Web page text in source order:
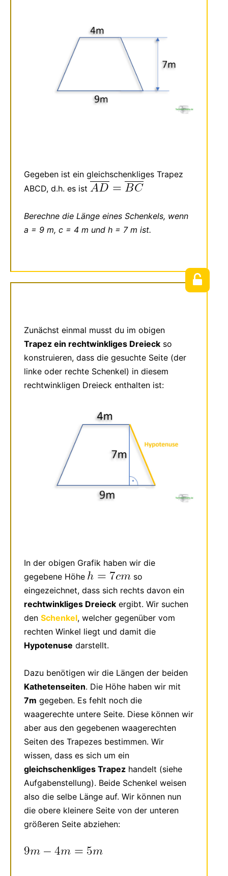
Gegeben ist ein gleichschenkliges Trapez
ABCD, d.h. es ist
Berechne die Länge eines Schenkels, wenn
a = 9 m, c = 4 m und h = 7 m ist.
Zunächst einmal musst du im obigen
Trapez ein rechtwinkliges Dreieck so
konstruieren, dass die gesuchte Seite (der
linke oder rechte Schenkel) in diesem
rechtwinkligen Dreieck enthalten ist:
In der obigen Grafik haben wir die
gegebene Höhe
so
eingezeichnet, dass sich rechts davon ein
rechtwinkliges Dreieck ergibt. Wir suchen
den Schenkel, welcher gegenüber vom
rechten Winkel liegt und damit die
Hypotenuse darstellt.
Dazu benötigen wir die Längen der beiden
Kathetenseiten. Die Höhe haben wir mit
7m gegeben. Es fehlt noch die
waagerechte untere Seite. Diese können wir
aber aus den gegebenen waagerechten
Seiten des Trapezes bestimmen. Wir
wissen, dass es sich um ein
gleichschenkliges Trapez handelt (siehe
Aufgabenstellung). Beide Schenkel weisen
also die selbe Länge auf. Wir können nun
die obere kleinere Seite von der unteren
größeren Seite abziehen: